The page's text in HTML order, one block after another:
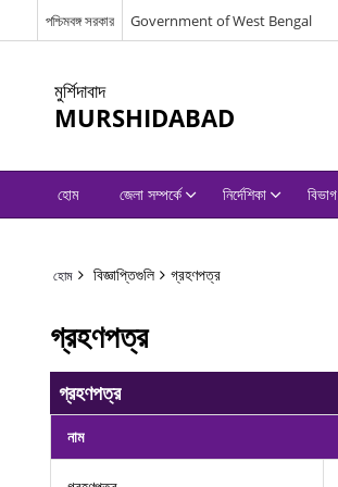
পশ্চিমবঙ্গ সরকার Government of West Bengal
মুর্শিদাবাদ
MURSHIDABAD
হোম জেলা সম্পর্কে নির্দেশিকা বিভাগ
হোম বিজ্ঞাপ্তিগুলি গ্রহণপত্র
গ্রহণপত্র
গ্রহণপত্র
নাম